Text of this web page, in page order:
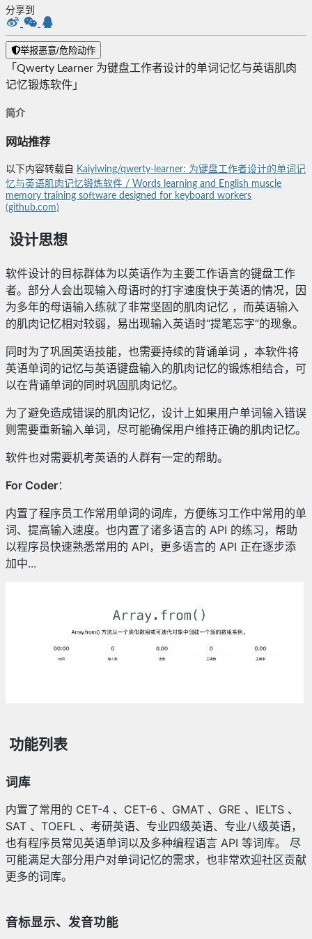
分享到
举报恶意/危险动作
「Qwerty Learner 为键盘工作者设计的单词记忆与英语肌肉
记忆锻炼软件」
简介
网站推荐
以下内容转载自
Kaiyiwing/qwerty-learner: 为键盘工作者设计的单词记
忆与英语肌肉记忆锻炼软件 / Words learning and English muscle
memory training software designed for keyboard workers
(github.com)
设计思想
软件设计的目标群体为以英语作为主要工作语言的键盘工作
者。部分人会出现输入母语时的打字速度快于英语的情况，因
为多年的母语输入练就了非常坚固的肌肉记忆 ，而英语输入
的肌肉记忆相对较弱，易出现输入英语时“提笔忘字”的现象。
同时为了巩固英语技能，也需要持续的背诵单词 ，本软件将
英语单词的记忆与英语键盘输入的肌肉记忆的锻炼相结合，可
以在背诵单词的同时巩固肌肉记忆。
为了避免造成错误的肌肉记忆，设计上如果用户单词输入错误
则需要重新输入单词，尽可能确保用户维持正确的肌肉记忆。
软件也对需要机考英语的人群有一定的帮助。
For Coder：
内置了程序员工作常用单词的词库，方便练习工作中常用的单
词、提高输入速度。也内置了诸多语言的 API 的练习，帮助
以程序员快速熟悉常用的 API，更多语言的 API 正在逐步添
加中...
功能列表
词库
内置了常用的 CET-4 、CET-6 、GMAT 、GRE 、IELTS 、
SAT 、TOEFL 、考研英语、专业四级英语、专业八级英语，
也有程序员常见英语单词以及多种编程语言 API 等词库。 尽
可能满足大部分用户对单词记忆的需求，也非常欢迎社区贡献
更多的词库。
音标显示、发音功能